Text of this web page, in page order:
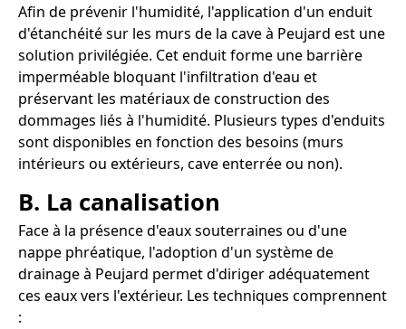
Afin de prévenir l'humidité, l'application d'un enduit
d'étanchéité sur les murs de la cave à Peujard est une
solution privilégiée. Cet enduit forme une barrière
imperméable bloquant l'infiltration d'eau et
préservant les matériaux de construction des
dommages liés à l'humidité. Plusieurs types d'enduits
sont disponibles en fonction des besoins (murs
intérieurs ou extérieurs, cave enterrée ou non).
B. La canalisation
Face à la présence d'eaux souterraines ou d'une
nappe phréatique, l'adoption d'un système de
drainage à Peujard permet d'diriger adéquatement
ces eaux vers l'extérieur. Les techniques comprennent
: